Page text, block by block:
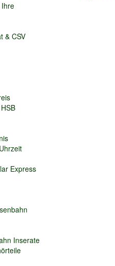
& CSV
Express
Inserate